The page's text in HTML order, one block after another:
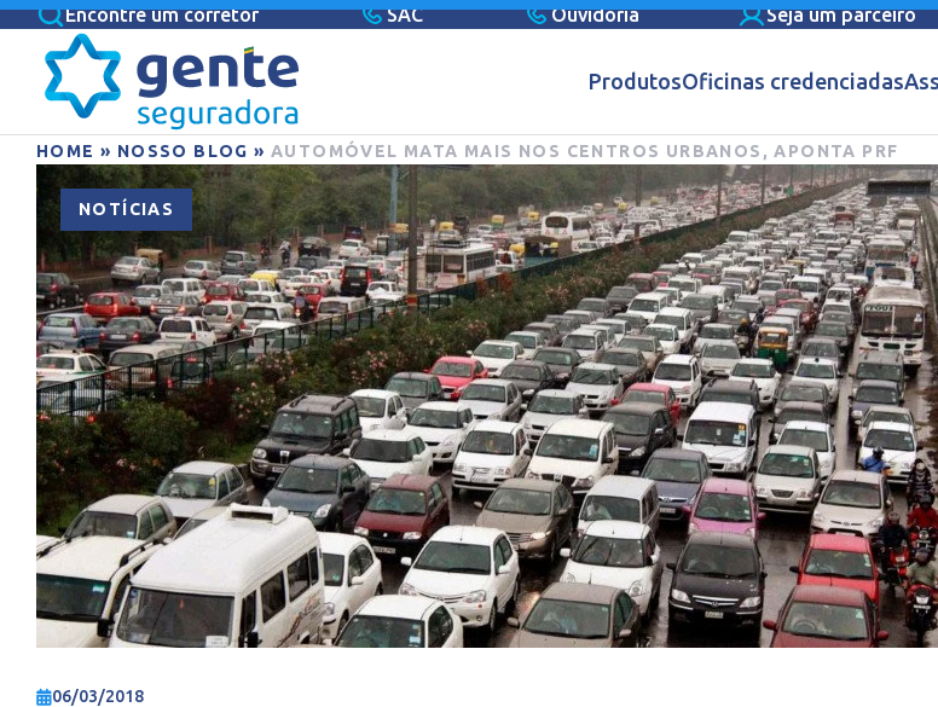
Encontre um corretor SAC Ouvidoria Seja um parceiro
ProdutosOficinas credenciadas
HOME » NOSSO BLOG »AUTOMÓVEL MATA MAIS NOS CENTROS URBANOS, APONTA PRF
NOTÍCIAS
06/03/2018